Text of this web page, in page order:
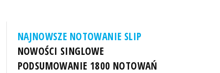
NAJNOWSZE NOTOWANIE SLIP
NOWOŚCI SINGLOWE
PODSUMOWANIE 1800 NOTOWAŃ